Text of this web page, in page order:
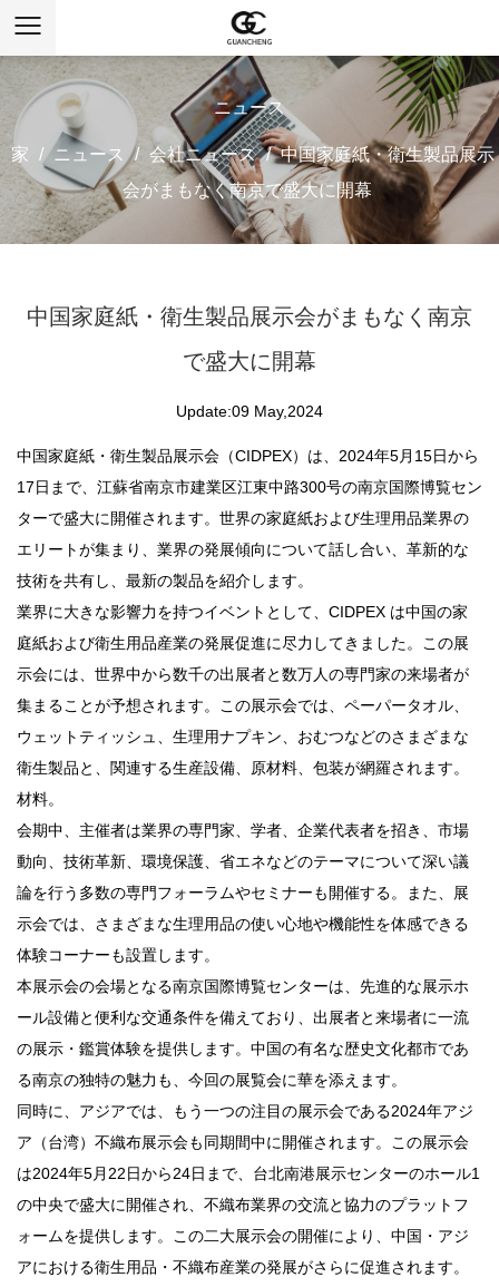
ニュース
家 / ニュース / 会社ニュース / 中国家庭紙・衛生製品展示
会がまもなく南京で盛大に開幕
中国家庭紙・衛生製品展示会がまもなく南京
で盛大に開幕
Update:09 May,2024
中国家庭紙・衛生製品展示会（CIDPEX）は、2024年5月15日から
17日まで、江蘇省南京市建業区江東中路300号の南京国際博覧セン
ターで盛大に開催されます。世界の家庭紙および生理用品業界の
エリートが集まり、業界の発展傾向について話し合い、革新的な
技術を共有し、最新の製品を紹介します。
業界に大きな影響力を持つイベントとして、CIDPEX は中国の家
庭紙および衛生用品産業の発展促進に尽力してきました。この展
示会には、世界中から数千の出展者と数万人の専門家の来場者が
集まることが予想されます。この展示会では、ペーパータオル、
ウェットティッシュ、生理用ナプキン、おむつなどのさまざまな
衛生製品と、関連する生産設備、原材料、包装が網羅されます。
材料。
会期中、主催者は業界の専門家、学者、企業代表者を招き、市場
動向、技術革新、環境保護、省エネなどのテーマについて深い議
論を行う多数の専門フォーラムやセミナーも開催する。また、展
示会では、さまざまな生理用品の使い心地や機能性を体感できる
体験コーナーも設置します。
本展示会の会場となる南京国際博覧センターは、先進的な展示ホ
ール設備と便利な交通条件を備えており、出展者と来場者に一流
の展示・鑑賞体験を提供します。中国の有名な歴史文化都市であ
る南京の独特の魅力も、今回の展覧会に華を添えます。
同時に、アジアでは、もう一つの注目の展示会である2024年アジ
ア（台湾）不織布展示会も同期間中に開催されます。この展示会
は2024年5月22日から24日まで、台北南港展示センターのホール1
の中央で盛大に開催され、不織布業界の交流と協力のプラットフ
ォームを提供します。この二大展示会の開催により、中国・アジ
アにおける衛生用品・不織布産業の発展がさらに促進されます。